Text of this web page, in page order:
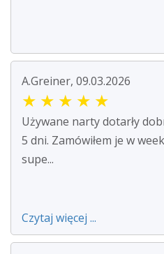
A.Greiner, 09.03.2026
★ ★ ★ ★ ★
Używane narty dotarły
5 dni. Zamówiłem je w
supe...
Czytaj więcej ...